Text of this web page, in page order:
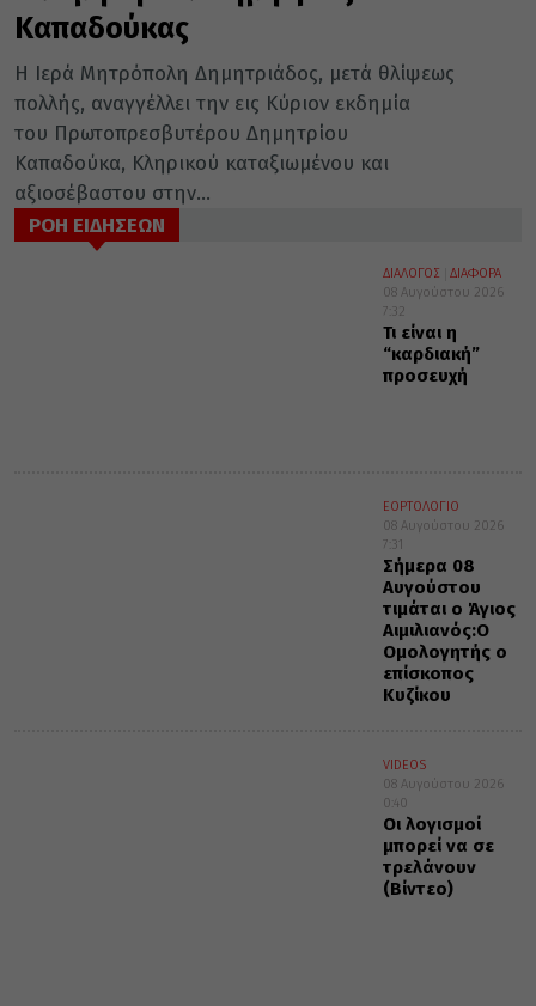
Καπαδούκας
Η Ιερά Μητρόπολη Δημητριάδος, μετά θλίψεως
πολλής, αναγγέλλει την εις Κύριον εκδημία
του Πρωτοπρεσβυτέρου Δημητρίου
Καπαδούκα, Κληρικού καταξιωμένου και
αξιοσέβαστου στην...
ΡΟΗ ΕΙΔΗΣΕΩΝ
ΔΙΑΛΟΓΟΣ
ΔΙΑΦΟΡΑ
08 Αυγούστου 2026
7:32
Τι είναι η
“καρδιακή”
προσευχή
ΕΟΡΤΟΛΟΓΙΟ
08 Αυγούστου 2026
7:31
Σήμερα 08
Αυγούστου
τιμάται ο Άγιος
Αιμιλιανός:Ο
Ομολογητής ο
επίσκοπος
Κυζίκου
VIDEOS
08 Αυγούστου 2026
0:40
Οι λογισμοί
μπορεί να σε
τρελάνουν
(Βίντεο)